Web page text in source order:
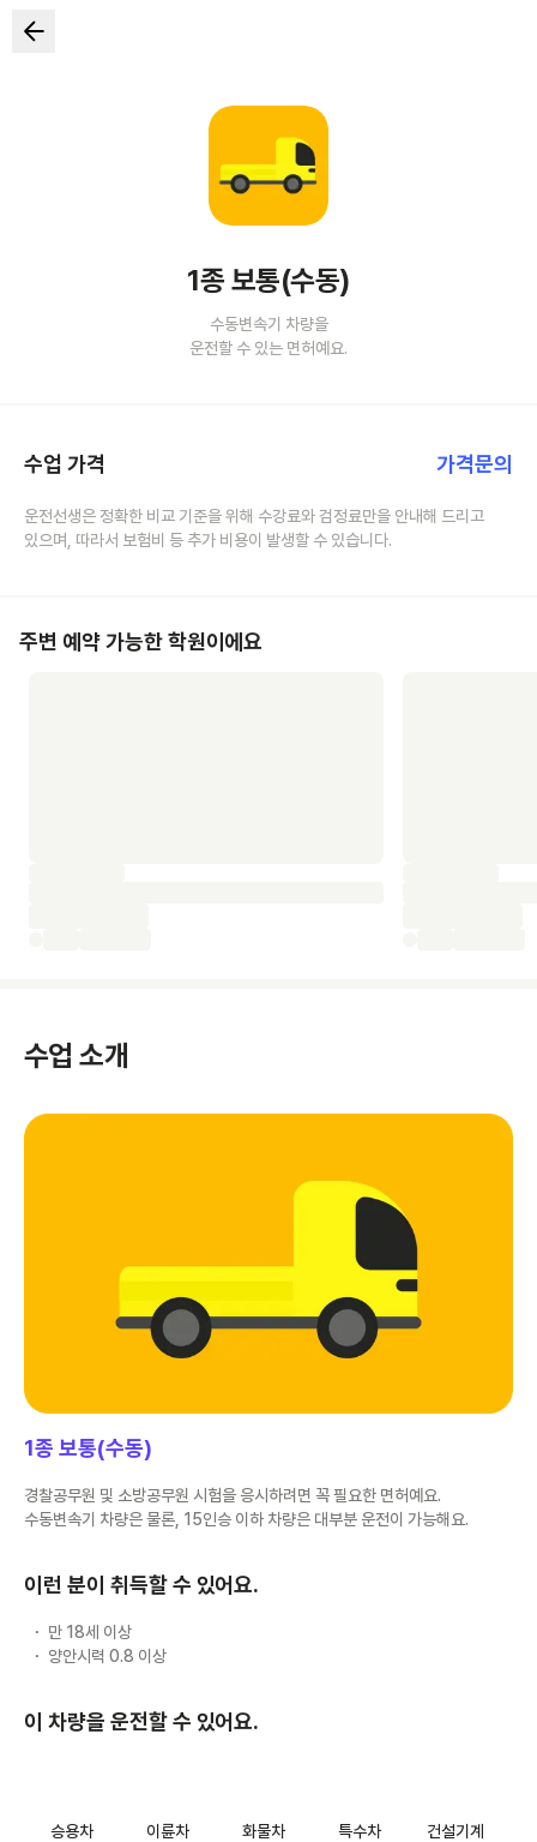
1종 보통(수동)
수동변속기 차량을
운전할 수 있는 면허예요.
수업 가격 가격문의
운전선생은 정확한 비교 기준을 위해 수강료와 검정료만을 안내해 드리고
있으며, 따라서 보험비 등 추가 비용이 발생할 수 있습니다.
주변 예약 가능한 학원이에요
수업 소개
1종 보통(수동)
경찰공무원 및 소방공무원 시험을 응시하려면 꼭 필요한 면허예요.
수동변속기 차량은 물론, 15인승 이하 차량은 대부분 운전이 가능해요.
이런 분이 취득할 수 있어요.
만 18세 이상
양안시력 0.8 이상
이 차량을 운전할 수 있어요.
승용차 이륜차 화물차 특수차 건설기계